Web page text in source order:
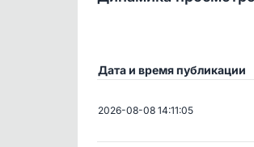
Дата и время публикации
2026-08-08 14:11:05